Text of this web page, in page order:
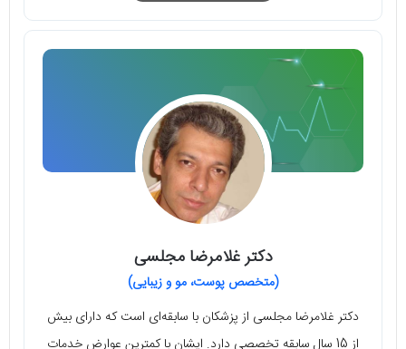
دکتر غلامرضا مجلسی
(متخصص پوست، مو و زیبایی)
دکتر غلامرضا مجلسی از پزشکان با سابقه‌ای است که دارای بیش